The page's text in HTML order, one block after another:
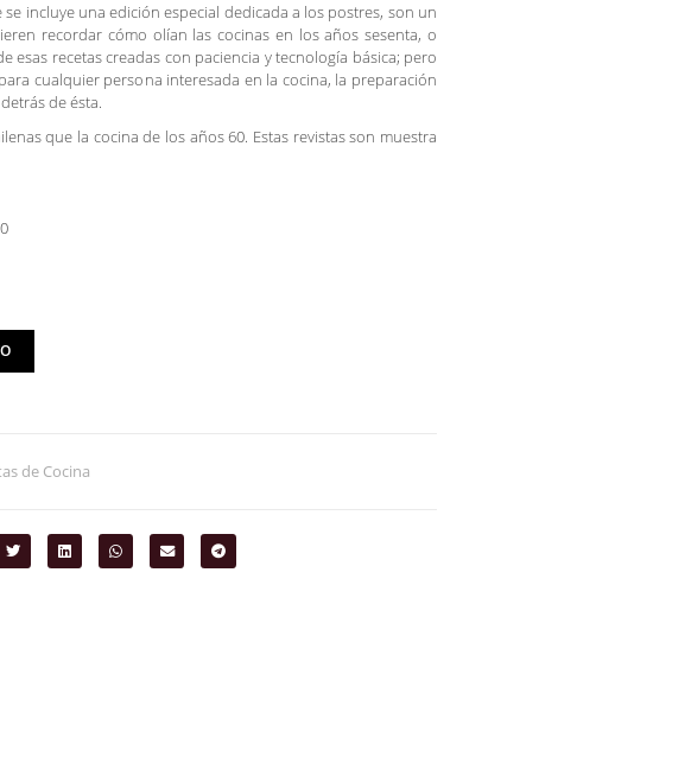
se incluye una edición especial dedicada a los postres, son un
recordar cómo olían las cocinas en los años sesenta, o
esas recetas creadas con paciencia y tecnología básica; pero
cualquier persona interesada en la cocina, la preparación
de ésta.
que la cocina de los años 60. Estas revistas son muestra
de Cocina